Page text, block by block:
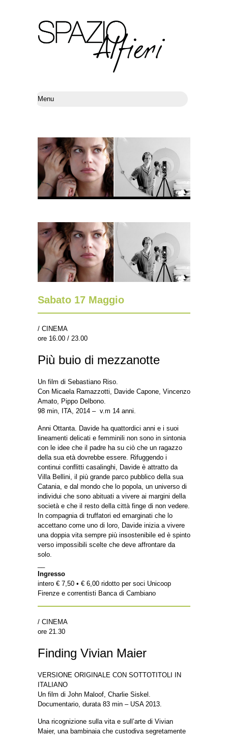
Sabato 17 Maggio
/ CINEMA
ore 16.00 / 23.00
Più buio di mezzanotte
Un film di Sebastiano Riso.
Con Micaela Ramazzotti, Davide Capone, Vincenzo
Amato, Pippo Delbono.
98 min, ITA, 2014 – v.m 14 anni.
Anni Ottanta. Davide ha quattordici anni e i suoi
lineamenti delicati e femminili non sono in sintonia
con le idee che il padre ha su ciò che un ragazzo
della sua età dovrebbe essere. Rifuggendo i
continui conflitti casalinghi, Davide è attratto da
Villa Bellini, il più grande parco pubblico della sua
Catania, e dal mondo che lo popola, un universo di
individui che sono abituati a vivere ai margini della
società e che il resto della città finge di non vedere.
In compagnia di truffatori ed emarginati che lo
accettano come uno di loro, Davide inizia a vivere
una doppia vita sempre più insostenibile ed è spinto
verso impossibili scelte che deve affrontare da
solo.
Ingresso
intero € 7,50 • € 6,00 ridotto per soci Unicoop
Firenze e correntisti Banca di Cambiano
/ CINEMA
ore 21.30
Finding Vivian Maier
VERSIONE ORIGINALE CON SOTTOTITOLI IN
ITALIANO
Un film di John Maloof, Charlie Siskel.
Documentario, durata 83 min – USA 2013.
Una ricognizione sulla vita e sull’arte di Vivian
Maier, una bambinaia che custodiva segretamente